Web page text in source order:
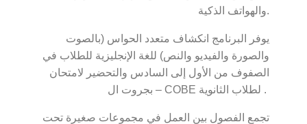
والهواتف الذكية.
يوفر البرنامج انكشاف متعدد الحواس (بالصوت
والصورة والفيديو والنص) للغة الإنجليزية للطلاب في
الصفوف من الأول إلى السادس والتحضير لامتحان
بجروت ال – COBE لطلاب الثانوية .
تجمع الفصول بين العمل في مجموعات صغيرة تحت